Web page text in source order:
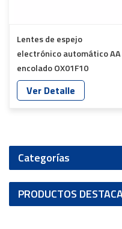
Lentes de espejo
electrónico automático AA
encolado OX01F10
1/4&#39;&#39; Dfov 200°
YT-7054-D1-A
Ver Detalle
Categorías
PRODUCTOS